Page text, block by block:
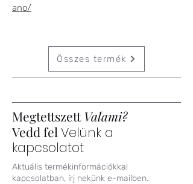
ano/
Összes termék
Megtettszett Valami?
Vedd fel Velünk a
kapcsolatot
Aktuális termékinformációkkal
kapcsolatban, írj nekünk e-mailben.